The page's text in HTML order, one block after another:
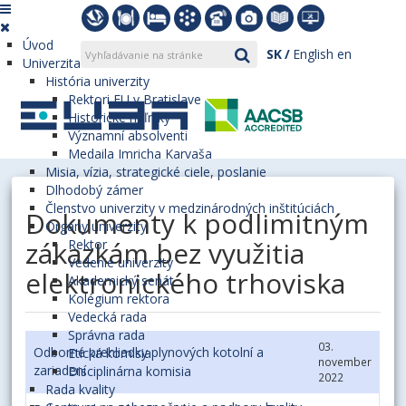
SK English en
Úvod
Univerzita
História univerzity
Rektori EU v Bratislave
Historické míľniky
Významní absolventi
Medaila Imricha Karvaša
Misia, vízia, strategické ciele, poslanie
Dlhodobý zámer
Členstvo univerzity v medzinárodných inštitúciách
Orgány univerzity
Rektor
Vedenie univerzity
Akademický senát
Kolégium rektora
Vedecká rada
Správna rada
Etická komisia
Disciplinárna komisia
Rada kvality
Dokumenty k podlimitným
zákazkám bez využitia
elektronického trhoviska
Odborné prehliadky plynových kotolní a
zariadení
03.
november
2022